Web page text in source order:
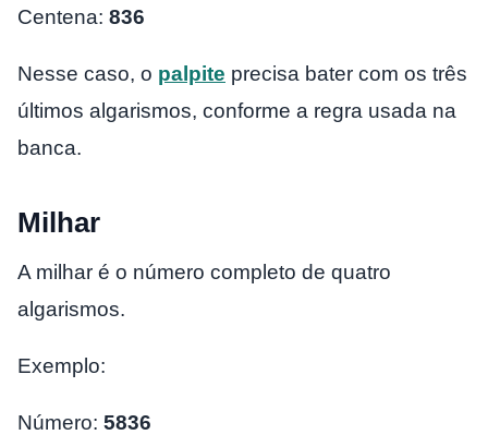
Centena: 836
Nesse caso, o palpite precisa bater com os três
últimos algarismos, conforme a regra usada na
banca.
Milhar
A milhar é o número completo de quatro
algarismos.
Exemplo:
Número: 5836